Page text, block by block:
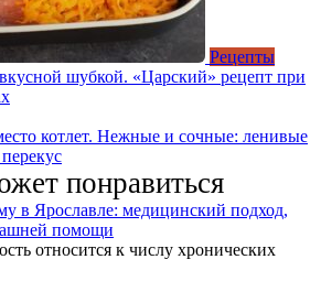
Рецепты
шубкой. «Царский» рецепт при
котлет. Нежные и сочные: ленивые
понравиться
в Ярославле: медицинский подход,
помощи
относится к числу хронических